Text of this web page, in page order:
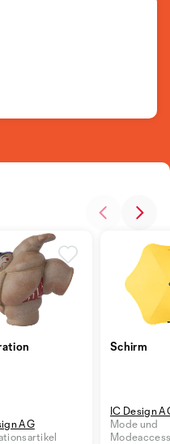
AG
Schirm
IC Design
Mode und